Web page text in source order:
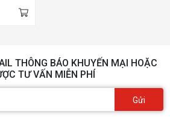
THÔNG BÁO KHUYẾN MẠI HOẶC
TƯ VẤN MIỄN PHÍ
Gửi